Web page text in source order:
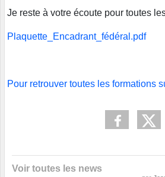
Je reste à votre écoute pour toutes
Plaquette_Encadrant_fédéral.pdf
Pour retrouver toutes les formations
Voir toutes les news